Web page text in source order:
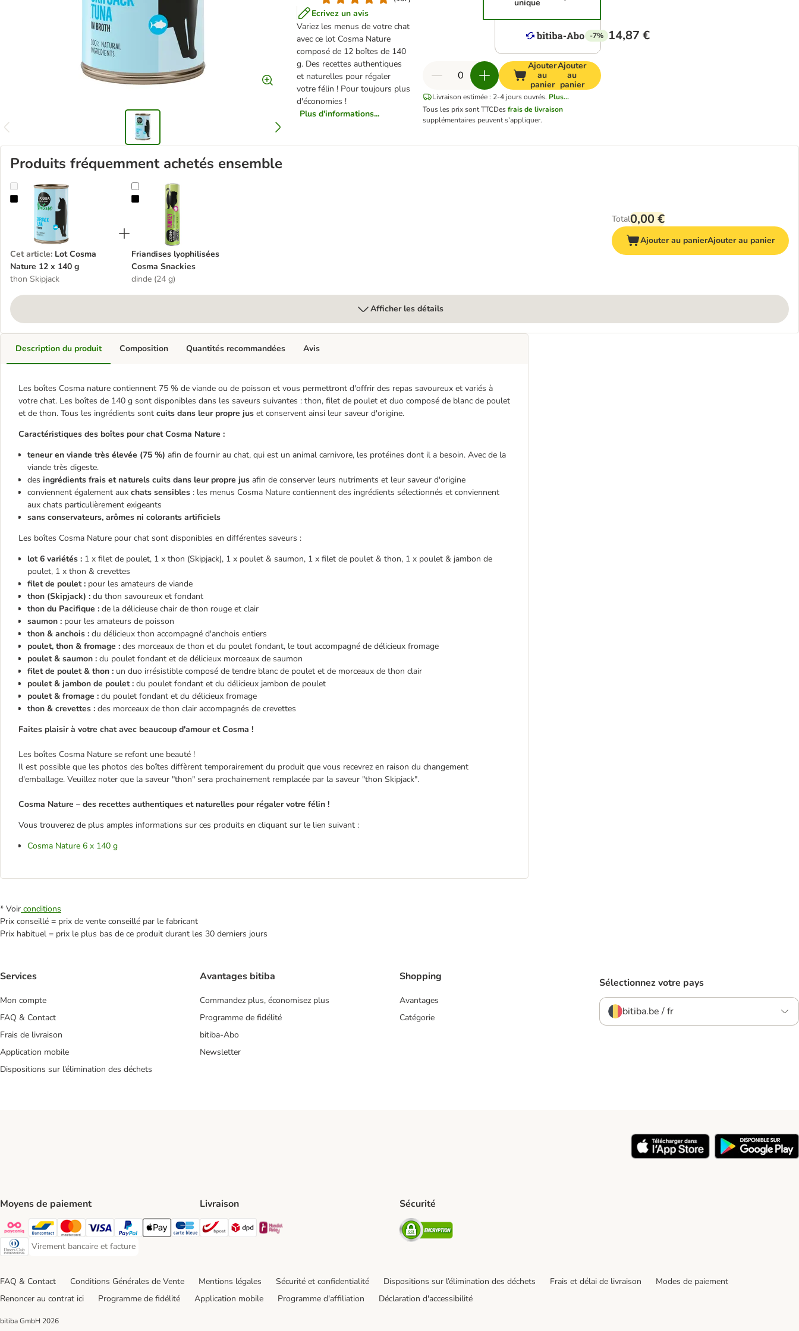
Ecrivez un avis
Variez les menus de votre chat
avec ce lot Cosma Nature
composé de 12 boîtes de 140
g. Des recettes authentiques
et naturelles pour régaler
votre félin ! Pour toujours plus
d'économies !
Plus d'informations...
unique
-7% 14,87 €
Ajouter
au
panier
Ajouter
au
panier
Livraison estimée : 2-4 jours ouvrés. Plus...
Tous les prix sont TTCDesfrais de livraison
supplémentaires peuvent s’appliquer.
Produits fréquemment achetés ensemble
Lot Cosma Nature 12 x 140 g
Cet article: Lot Cosma
Nature 12 x 140 g
thon Skipjack
Friandises lyophilisées Cosma Snackies
Friandises lyophilisées
Cosma Snackies
dinde (24 g)
Total0,00 €
Ajouter au panierAjouter au panier
Afficher les détails
Description du produit
Les boîtes Cosma nature contiennent 75 % de viande ou de poisson et vous permettront d'offrir des repas savoureux et variés à
votre chat. Les boîtes de 140 g sont disponibles dans les saveurs suivantes : thon, filet de poulet et duo composé de blanc de poulet
et de thon. Tous les ingrédients sont cuits dans leur propre jus et conservent ainsi leur saveur d'origine.
Caractéristiques des boîtes pour chat Cosma Nature :
teneur en viande très élevée (75 %) afin de fournir au chat, qui est un animal carnivore, les protéines dont il a besoin. Avec de la
viande très digeste.
des ingrédients frais et naturels cuits dans leur propre jus afin de conserver leurs nutriments et leur saveur d'origine
conviennent également aux chats sensibles : les menus Cosma Nature contiennent des ingrédients sélectionnés et conviennent
aux chats particulièrement exigeants
sans conservateurs, arômes ni colorants artificiels
Les boîtes Cosma Nature pour chat sont disponibles en différentes saveurs :
lot 6 variétés : 1 x filet de poulet, 1 x thon (Skipjack), 1 x poulet & saumon, 1 x filet de poulet & thon, 1 x poulet & jambon de
poulet, 1 x thon & crevettes
filet de poulet : pour les amateurs de viande
thon (Skipjack) : du thon savoureux et fondant
thon du Pacifique : de la délicieuse chair de thon rouge et clair
saumon : pour les amateurs de poisson
thon & anchois : du délicieux thon accompagné d'anchois entiers
poulet, thon & fromage : des morceaux de thon et du poulet fondant, le tout accompagné de délicieux fromage
poulet & saumon : du poulet fondant et de délicieux morceaux de saumon
filet de poulet & thon : un duo irrésistible composé de tendre blanc de poulet et de morceaux de thon clair
poulet & jambon de poulet : du poulet fondant et du délicieux jambon de poulet
poulet & fromage : du poulet fondant et du délicieux fromage
thon & crevettes : des morceaux de thon clair accompagnés de crevettes
Faites plaisir à votre chat avec beaucoup d'amour et Cosma !
Les boîtes Cosma Nature se refont une beauté !
Il est possible que les photos des boîtes diffèrent temporairement du produit que vous recevrez en raison du changement
d'emballage. Veuillez noter que la saveur "thon" sera prochainement remplacée par la saveur "thon Skipjack".
Cosma Nature – des recettes authentiques et naturelles pour régaler votre félin !
Vous trouverez de plus amples informations sur ces produits en cliquant sur le lien suivant :
Cosma Nature 6 x 140 g
Composition Quantités recommandées Avis
* Voir conditions
Prix conseillé = prix de vente conseillé par le fabricant
Prix habituel = prix le plus bas de ce produit durant les 30 derniers jours
Services
Mon compte
FAQ & Contact
Frais de livraison
Application mobile
Dispositions sur l’élimination des déchets
Avantages bitiba
Commandez plus, économisez plus
Programme de fidélité
bitiba-Abo
Newsletter
Shopping
Avantages
Catégorie
Sélectionnez votre pays
bitiba.be / fr
Moyens de paiement
Payconiq Payment Method
Bancontact Payment Method
Mastercard Payment Method
Visa Payment Method
Paypal Payment Method
Apple Pay Payment Method
Carte bleue Payment Method
Diners club Payment Method
Virement bancaire et facture
Virement bancaire et facture Payment Method
Livraison
Bpost Shipping Method
DPD Shipping Method
Mondial relay Shipping Method
Sécurité
Security
FAQ & Contact Conditions Générales de Vente Mentions légales Sécurité et confidentialité Dispositions sur l’élimination des déchets Frais et délai de livraison
Modes de paiement
Renoncer au contrat ici
Programme de fidélité Application mobile Programme d'affiliation Déclaration d'accessibilité
bitiba GmbH 2026